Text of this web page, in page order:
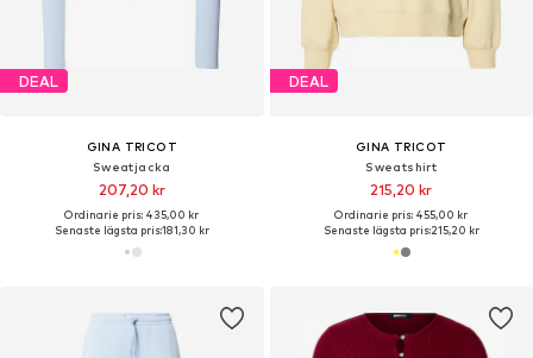
DEAL
GINA TRICOT
Sweatjacka
207,20 kr
Ordinarie pris: 435,00 kr
Senaste lägsta pris:181,30 kr
DEAL
GINA TRICOT
Sweatshirt
215,20 kr
Ordinarie pris: 455,00 kr
Senaste lägsta pris:215,20 kr